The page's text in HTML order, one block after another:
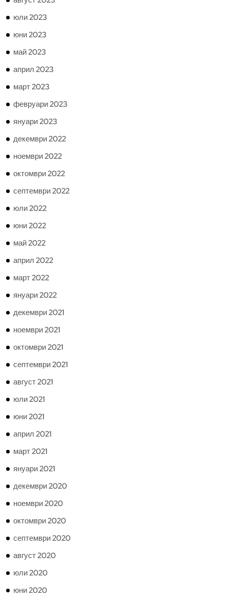
юли 2023
юни 2023
май 2023
април 2023
март 2023
февруари 2023
януари 2023
декември 2022
ноември 2022
октомври 2022
септември 2022
юли 2022
юни 2022
май 2022
април 2022
март 2022
януари 2022
декември 2021
ноември 2021
октомври 2021
септември 2021
август 2021
юли 2021
юни 2021
април 2021
март 2021
януари 2021
декември 2020
ноември 2020
октомври 2020
септември 2020
август 2020
юли 2020
юни 2020